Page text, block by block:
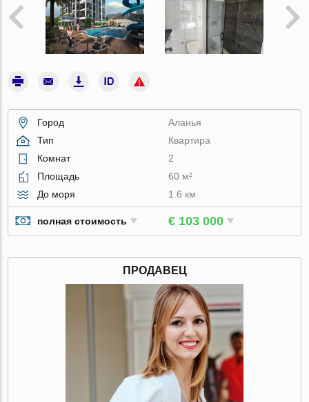
Город
Аланья
Тип
Квартира
Комнат
2
Площадь
60 м²
До моря
1.6 км
полная стоимость € 103 000
ПРОДАВЕЦ